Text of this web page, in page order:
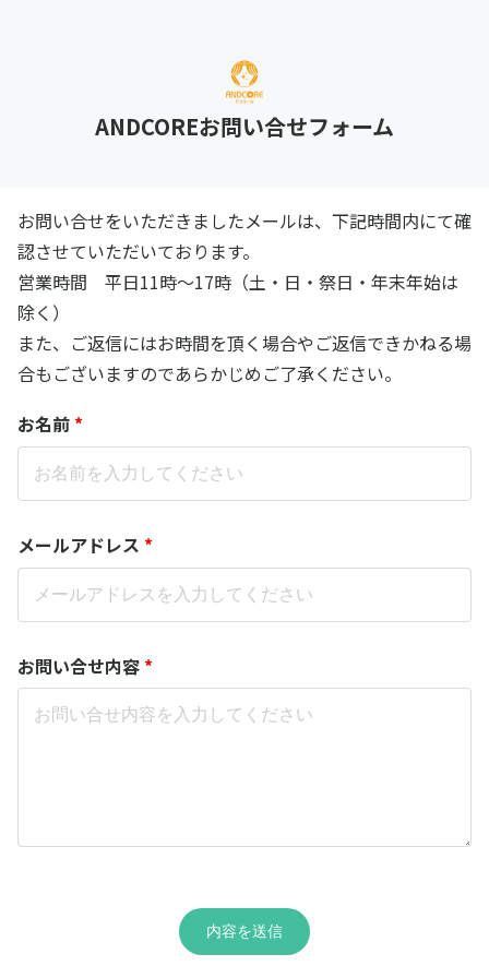
ANDCOREお問い合せフォーム
お問い合せをいただきましたメールは、下記時間内にて確
認させていただいております。
営業時間 平日11時〜17時（土・日・祭日・年末年始は
除く）
また、ご返信にはお時間を頂く場合やご返信できかねる場
合もございますのであらかじめご了承ください。
お名前 *
メールアドレス *
お問い合せ内容 *
内容を送信